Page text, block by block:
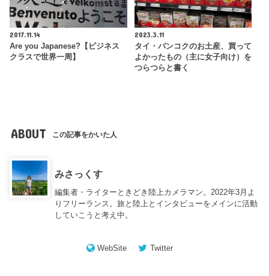
2017.11.14
Are you Japanese?【ビジネス
クラスで世界一周】
2023.3.11
タイ・バンコクのお土産、買って
よかったもの（主に女子向け）を
つらつらと書く
ABOUT この記事をかいた人
みさっくす
編集者・ライターときどき陸上カメラマン。2022年3月よ
りフリーランス。旅と陸上とインタビューをメインに活動
していこうと考え中。
WebSite Twitter